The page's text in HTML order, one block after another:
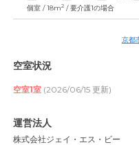
個室 / 18m2 / 要介護1の場合
京都
空室状況
空室1室 (2026/06/15 更新)
運営法人
株式会社ジェイ・エス・ビー